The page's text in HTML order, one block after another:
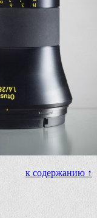
к содержанию ↑